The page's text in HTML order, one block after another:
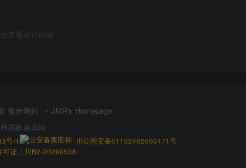
后查看评论内容
集合网站 JMR's Homepage
棉花糖 会员站
号-1
川公网安备51152402000171号
可证：川B2-20260508